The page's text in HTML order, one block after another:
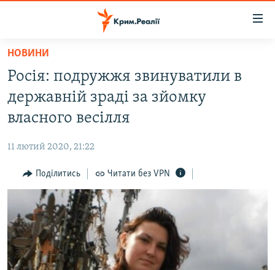
Перейти
основного
матеріалу
Перейти
до
основної
Перейти
до
пошуку
ВІДЕО ТА ФОТО
БЛОГИ
ПОГЛЯД
ІНТЕРВ'Ю
ВСЕ ЗА ДЕНЬ
СПЕЦПРОЕКТИ
ДЕПОРТАЦІЯ
ЯК ОБІЙТИ БЛОКУВАННЯ
НОВИНИ
Росія: подружжя звинуватили в
державній зраді за зйомку
власного весілля
11 лютий 2020, 21:22
Поділитись Читати без VPN